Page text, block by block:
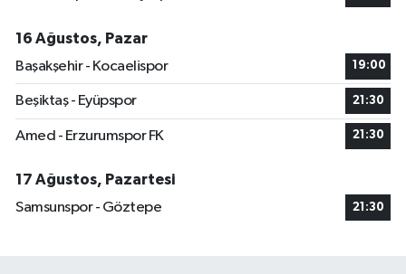
16 Ağustos, Pazar
Başakşehir - Kocaelispor
19:00
Beşiktaş - Eyüpspor 21:30
Amed - Erzurumspor FK 21:30
17 Ağustos, Pazartesi
Samsunspor - Göztepe
21:30